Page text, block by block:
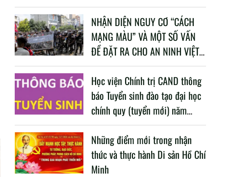
NHẬN DIỆN NGUY CƠ “CÁCH
MẠNG MÀU” VÀ MỘT SỐ VẤN
ĐỀ ĐẶT RA CHO AN NINH VIỆT
NAM TRONG BỐI CẢNH HIỆN
NAY
Học viện Chính trị CAND thông
báo Tuyển sinh đào tạo đại học
chính quy (tuyển mới) năm
2026
Những điểm mới trong nhận
thức và thực hành Di sản Hồ Chí
Minh